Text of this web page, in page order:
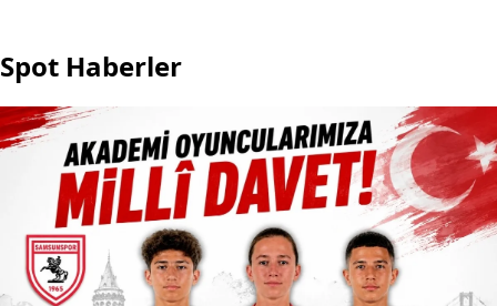
Spot Haberler